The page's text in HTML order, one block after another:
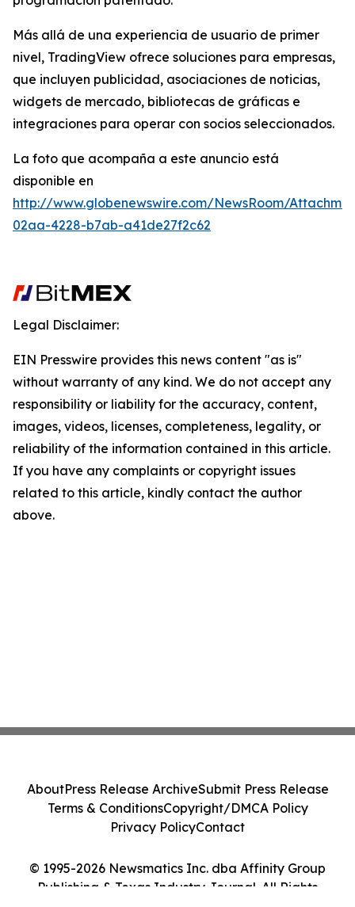
Más allá de una experiencia de usuario de primer
nivel, TradingView ofrece soluciones para empresas,
que incluyen publicidad, asociaciones de noticias,
widgets de mercado, bibliotecas de gráficas e
integraciones para operar con socios seleccionados.
La foto que acompaña a este anuncio está
disponible en
http://www.globenewswire.com/NewsRoom/
02aa-4228-b7ab-a41de27f2c62
Legal Disclaimer:
EIN Presswire provides this news content "as is"
without warranty of any kind. We do not accept any
responsibility or liability for the accuracy, content,
images, videos, licenses, completeness, legality, or
reliability of the information contained in this article.
If you have any complaints or copyright issues
related to this article, kindly contact the author
above.
© 1995-2026 Newsmatics Inc. dba Affinity Group
Publishing & Texas Industry Journal. All Rights
AboutPress Release ArchiveSubmit Press Release
Terms & ConditionsCopyright/DMCA Policy
Privacy PolicyContact